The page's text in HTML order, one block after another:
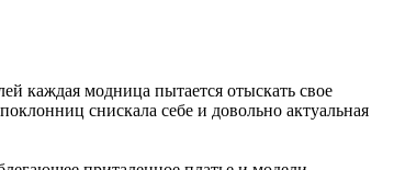
каждая модница пытается отыскать свое
снискала себе и довольно актуальная